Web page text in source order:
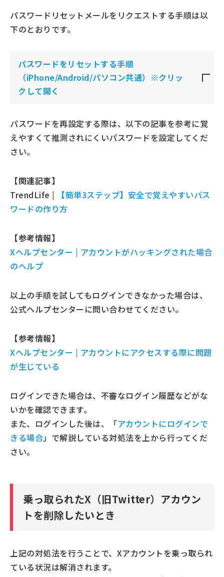
パスワードリセットメールをリクエストする手順は以
下のとおりです。
パスワードをリセットする手順
（iPhone/Android/パソコン共通）※クリッ
クして開く
パスワードを再設定する際は、以下の記事を参考に覚
えやすくて推測されにくいパスワードを設定してくだ
さい。
【関連記事】
TrendLife |
【簡単3ステップ】安全で覚えやすいパス
ワードの作り方
【参考情報】
Xヘルプセンター | アカウントがハッキングされた場合
のヘルプ
以上の手順を試してもログインできなかった場合は、
公式ヘルプセンターに問い合わせてください。
【参考情報】
Xヘルプセンター | アカウントにアクセスする際に問題
が生じている
ログインできた場合は、不審なログイン履歴などがな
いかを確認できます。
また、ログインした後は、「アカウントにログインで
きる場合」で解説している対処法を上から行ってくだ
さい。
乗っ取られたX（旧Twitter）アカウン
トを削除したいとき
上記の対処法を行うことで、Xアカウントを乗っ取られ
ている状況は解消されます。